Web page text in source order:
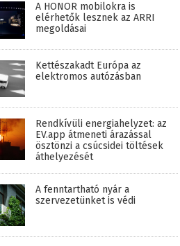
A HONOR mobilokra is
elérhetők lesznek az ARRI
megoldásai
Kettészakadt Európa az
elektromos autózásban
Rendkívüli energiahelyzet: az
EV.app átmeneti árazással
ösztönzi a csúcsidei töltések
áthelyezését
A fenntartható nyár a
szervezetünket is védi